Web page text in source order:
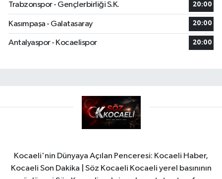
Trabzonspor - Gençlerbirliği S.K. 20:00
Kasımpaşa - Galatasaray 20:00
Antalyaspor - Kocaelispor 20:00
Kocaeli'nin Dünyaya Açılan Penceresi: Kocaeli Haber,
Kocaeli Son Dakika | Söz Kocaeli Kocaeli yerel basınının